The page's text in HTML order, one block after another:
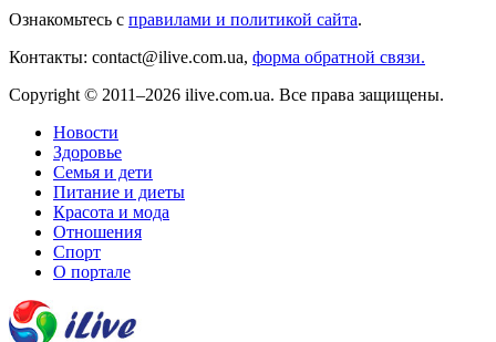
Ознакомьтесь с правилами и политикой сайта.
Контакты: contact@ilive.com.ua, форма обратной связи.
Copyright © 2011–2026 ilive.com.ua. Все права защищены.
Новости
Здоровье
Семья и дети
Питание и диеты
Красота и мода
Отношения
Спорт
О портале